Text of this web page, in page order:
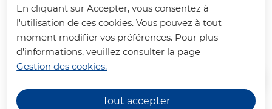
En cliquant sur Accepter, vous consentez à
l'utilisation de ces cookies. Vous pouvez à tout
moment modifier vos préférences. Pour plus
d'informations, veuillez consulter la page
Gestion des cookies.
Tout accepter
Offres d'emploi